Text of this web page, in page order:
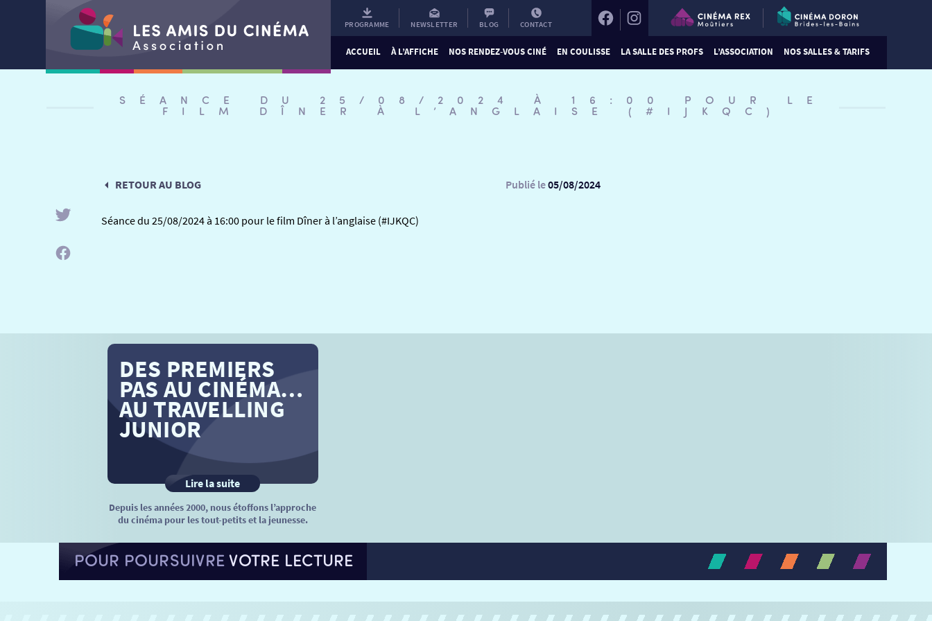
PROGRAMME NEWSLETTER BLOG CONTACT
ACCUEIL À L’AFFICHE NOS RENDEZ-VOUS CINÉ EN COULISSE LA SALLE DES PROFS L’ASSOCIATION NOS SALLES & TARIFS
SÉANCE DU 25/08/2024 À 16:00 POUR LE
FILM DÎNER À L’ANGLAISE (#IJKQC)
RETOUR AU BLOG Publié le05/08/2024
Séance du 25/08/2024 à 16:00 pour le film Dîner à l’anglaise (#IJKQC)
DES PREMIERS
PAS AU CINÉMA…
AU TRAVELLING
JUNIOR
Lire la suite
Depuis les années 2000, nous étoffons l’approche
du cinéma pour les tout-petits et la jeunesse.
POUR POURSUIVREVOTRE LECTURE